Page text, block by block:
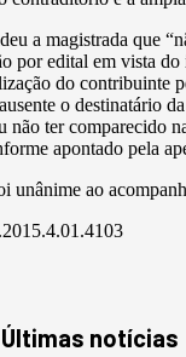
a magistrada que
por edital em vista do
do contribuinte
o destinatário
não ter comparecido
apontado pela
unânime ao
Últimas notícias